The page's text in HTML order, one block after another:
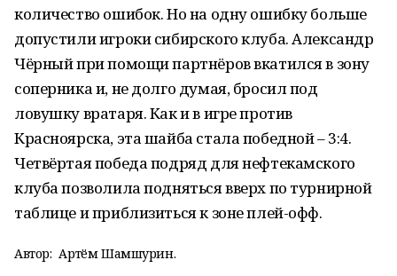
количество ошибок. Но на одну ошибку больше
допустили игроки сибирского клуба. Александр
Чёрный при помощи партнёров вкатился в зону
соперника и, не долго думая, бросил под
ловушку вратаря. Как и в игре против
Красноярска, эта шайба стала победной – 3:4.
Четвёртая победа подряд для нефтекамского
клуба позволила подняться вверх по турнирной
таблице и приблизиться к зоне плей-офф.
Автор: Артём Шамшурин.